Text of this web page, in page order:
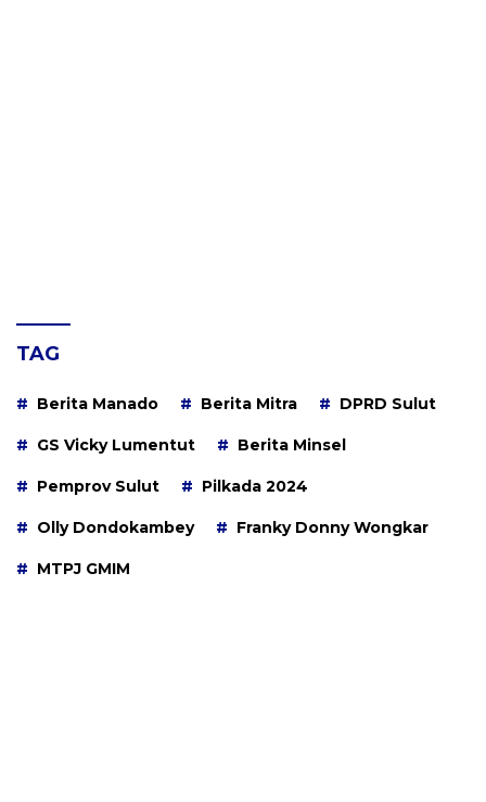
TAG
Berita Manado Berita Mitra DPRD Sulut
GS Vicky Lumentut Berita Minsel
Pemprov Sulut Pilkada 2024
Olly Dondokambey Franky Donny Wongkar
MTPJ GMIM